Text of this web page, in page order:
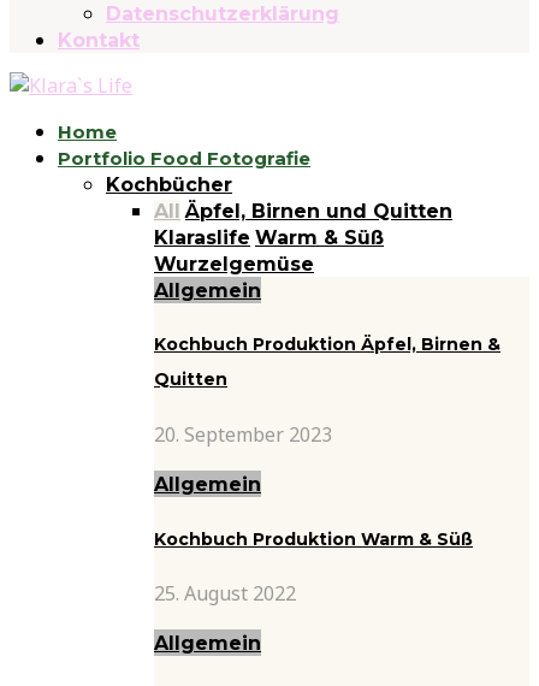
Datenschutzerklärung
Kontakt
Home
Portfolio Food Fotografie
Kochbücher
All Äpfel, Birnen und Quitten
Klaraslife Warm & Süß
Wurzelgemüse
Allgemein
Kochbuch Produktion Äpfel, Birnen &
Quitten
20. September 2023
Allgemein
Kochbuch Produktion Warm & Süß
25. August 2022
Allgemein